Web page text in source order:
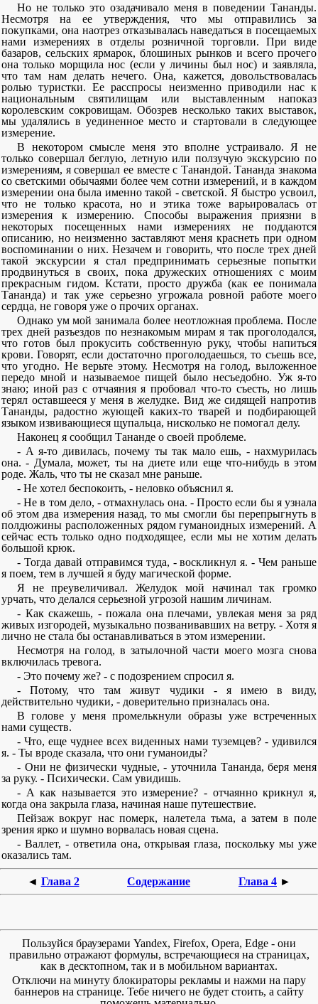
Но не только это озадачивало меня в поведении Тананды.
Несмотря на ее утверждения, что мы отправились за
покупками, она наотрез отказывалась наведаться в посещаемых
нами измерениях в отделы розничной торговли. При виде
базаров, сельских ярмарок, блошиных рынков и всего прочего
она только морщила нос (если у личины был нос) и заявляла,
что там нам делать нечего. Она, кажется, довольствовалась
ролью туристки. Ее расспросы неизменно приводили нас к
национальным святилищам или выставленным напоказ
королевским сокровищам. Обозрев несколько таких выставок,
мы удалялись в уединенное место и стартовали в следующее
измерение.
В некотором смысле меня это вполне устраивало. Я не
только совершал беглую, летную или ползучую экскурсию по
измерениям, я совершал ее вместе с Танандой. Тананда знакома
со светскими обычаями более чем сотни измерений, и в каждом
измерении она была именно такой - светской. Я быстро усвоил,
что не только красота, но и этика тоже варьировалась от
измерения к измерению. Способы выражения приязни в
некоторых посещенных нами измерениях не поддаются
описанию, но неизменно заставляют меня краснеть при одном
воспоминании о них. Незачем и говорить, что после трех дней
такой экскурсии я стал предпринимать серьезные попытки
продвинуться в своих, пока дружеских отношениях с моим
прекрасным гидом. Кстати, просто дружба (как ее понимала
Тананда) и так уже серьезно угрожала ровной работе моего
сердца, не говоря уже о прочих органах.
Однако ум мой занимала более неотложная проблема. После
трех дней разъездов по незнакомым мирам я так проголодался,
что готов был прокусить собственную руку, чтобы напиться
крови. Говорят, если достаточно проголодаешься, то съешь все,
что угодно. Не верьте этому. Несмотря на голод, выложенное
передо мной и называемое пищей было несъедобно. Уж я-то
знаю; иной раз с отчаяния я пробовал что-то съесть, но лишь
терял оставшееся у меня в желудке. Вид же сидящей напротив
Тананды, радостно жующей каких-то тварей и подбирающей
языком извивающиеся щупальца, нисколько не помогал делу.
Наконец я сообщил Тананде о своей проблеме.
- А я-то дивилась, почему ты так мало ешь, - нахмурилась
она. - Думала, может, ты на диете или еще что-нибудь в этом
роде. Жаль, что ты не сказал мне раньше.
- Не хотел беспокоить, - неловко объяснил я.
- Не в том дело, - отмахнулась она. - Просто если бы я узнала
об этом два измерения назад, то мы смогли бы перепрыгнуть в
полдюжины расположенных рядом гуманоидных измерений. А
сейчас есть только одно подходящее, если мы не хотим делать
большой крюк.
- Тогда давай отправимся туда, - воскликнул я. - Чем раньше
я поем, тем в лучшей я буду магической форме.
Я не преувеличивал. Желудок мой начинал так громко
урчать, что делался серьезной угрозой нашим личинам.
- Как скажешь, - пожала она плечами, увлекая меня за ряд
живых изгородей, музыкально позванивавших на ветру. - Хотя я
лично не стала бы останавливаться в этом измерении.
Несмотря на голод, в затылочной части моего мозга снова
включилась тревога.
- Это почему же? - с подозрением спросил я.
- Потому, что там живут чудики - я имею в виду,
действительно чудики, - доверительно призналась она.
В голове у меня промелькнули образы уже встреченных
нами существ.
- Что, еще чуднее всех виденных нами туземцев? - удивился
я. - Ты вроде сказала, что они гуманоиды?
- Они не физически чудные, - уточнила Тананда, беря меня
за руку. - Психически. Сам увидишь.
- А как называется это измерение? - отчаянно крикнул я,
когда она закрыла глаза, начиная наше путешествие.
Пейзаж вокруг нас померк, налетела тьма, а затем в поле
зрения ярко и шумно ворвалась новая сцена.
- Валлет, - ответила она, открывая глаза, поскольку мы уже
оказались там.
◄ Глава 2 Содержание Глава 4 ►
Пользуйся браузерами Yandex, Firefox, Opera, Edge - они
правильно отражают формулы, встречающиеся на страницах,
как в десктопном, так и в мобильном вариантах.
Отключи на минуту блокираторы рекламы и нажми на пару
баннеров на странице. Тебе ничего не будет стоить, а сайту